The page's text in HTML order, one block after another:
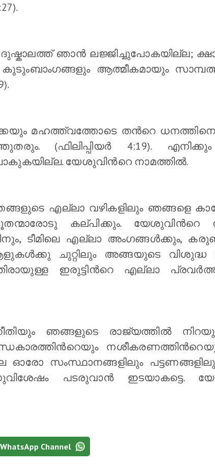
ഞാന്‍ ലജ്ജിച്ചുപോകയില്ല;
ആത്മീകമായും
മഹത്ത്വത്തോടെ തന്‍റെ
(ഫിലിപ്പിയര്‍ 4:19).
യേശുവിന്‍റെ നാമത്തില്‍.
എല്ലാ വഴികളിലും ഞങ്ങളെ
കല്പിക്കും. യേശുവിന്‍റെ
ടീമിലെ എല്ലാ അംഗങ്ങള്‍ക്കും,
ആളുകള്‍ക്കു ചുറ്റിലും അങ്ങയുടെ വിശുദ്ധ
ഇരുട്ടിന്‍റെ എല്ലാ
ഞങ്ങളുടെ രാജ്യത്തില്‍
ഓരോ സംസ്ഥാനങ്ങളിലും
പടരുവാന്‍ ഇടയാകട്ടെ.
Channel